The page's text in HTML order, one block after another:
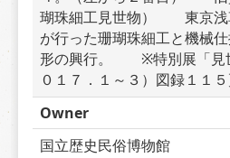
瑚珠細工見世物）　　東京
が行った珊瑚珠細工と機械
形の興行。　　※特別展「見
０１７．１～３）図録１１
Owner
国立歴史民俗博物館